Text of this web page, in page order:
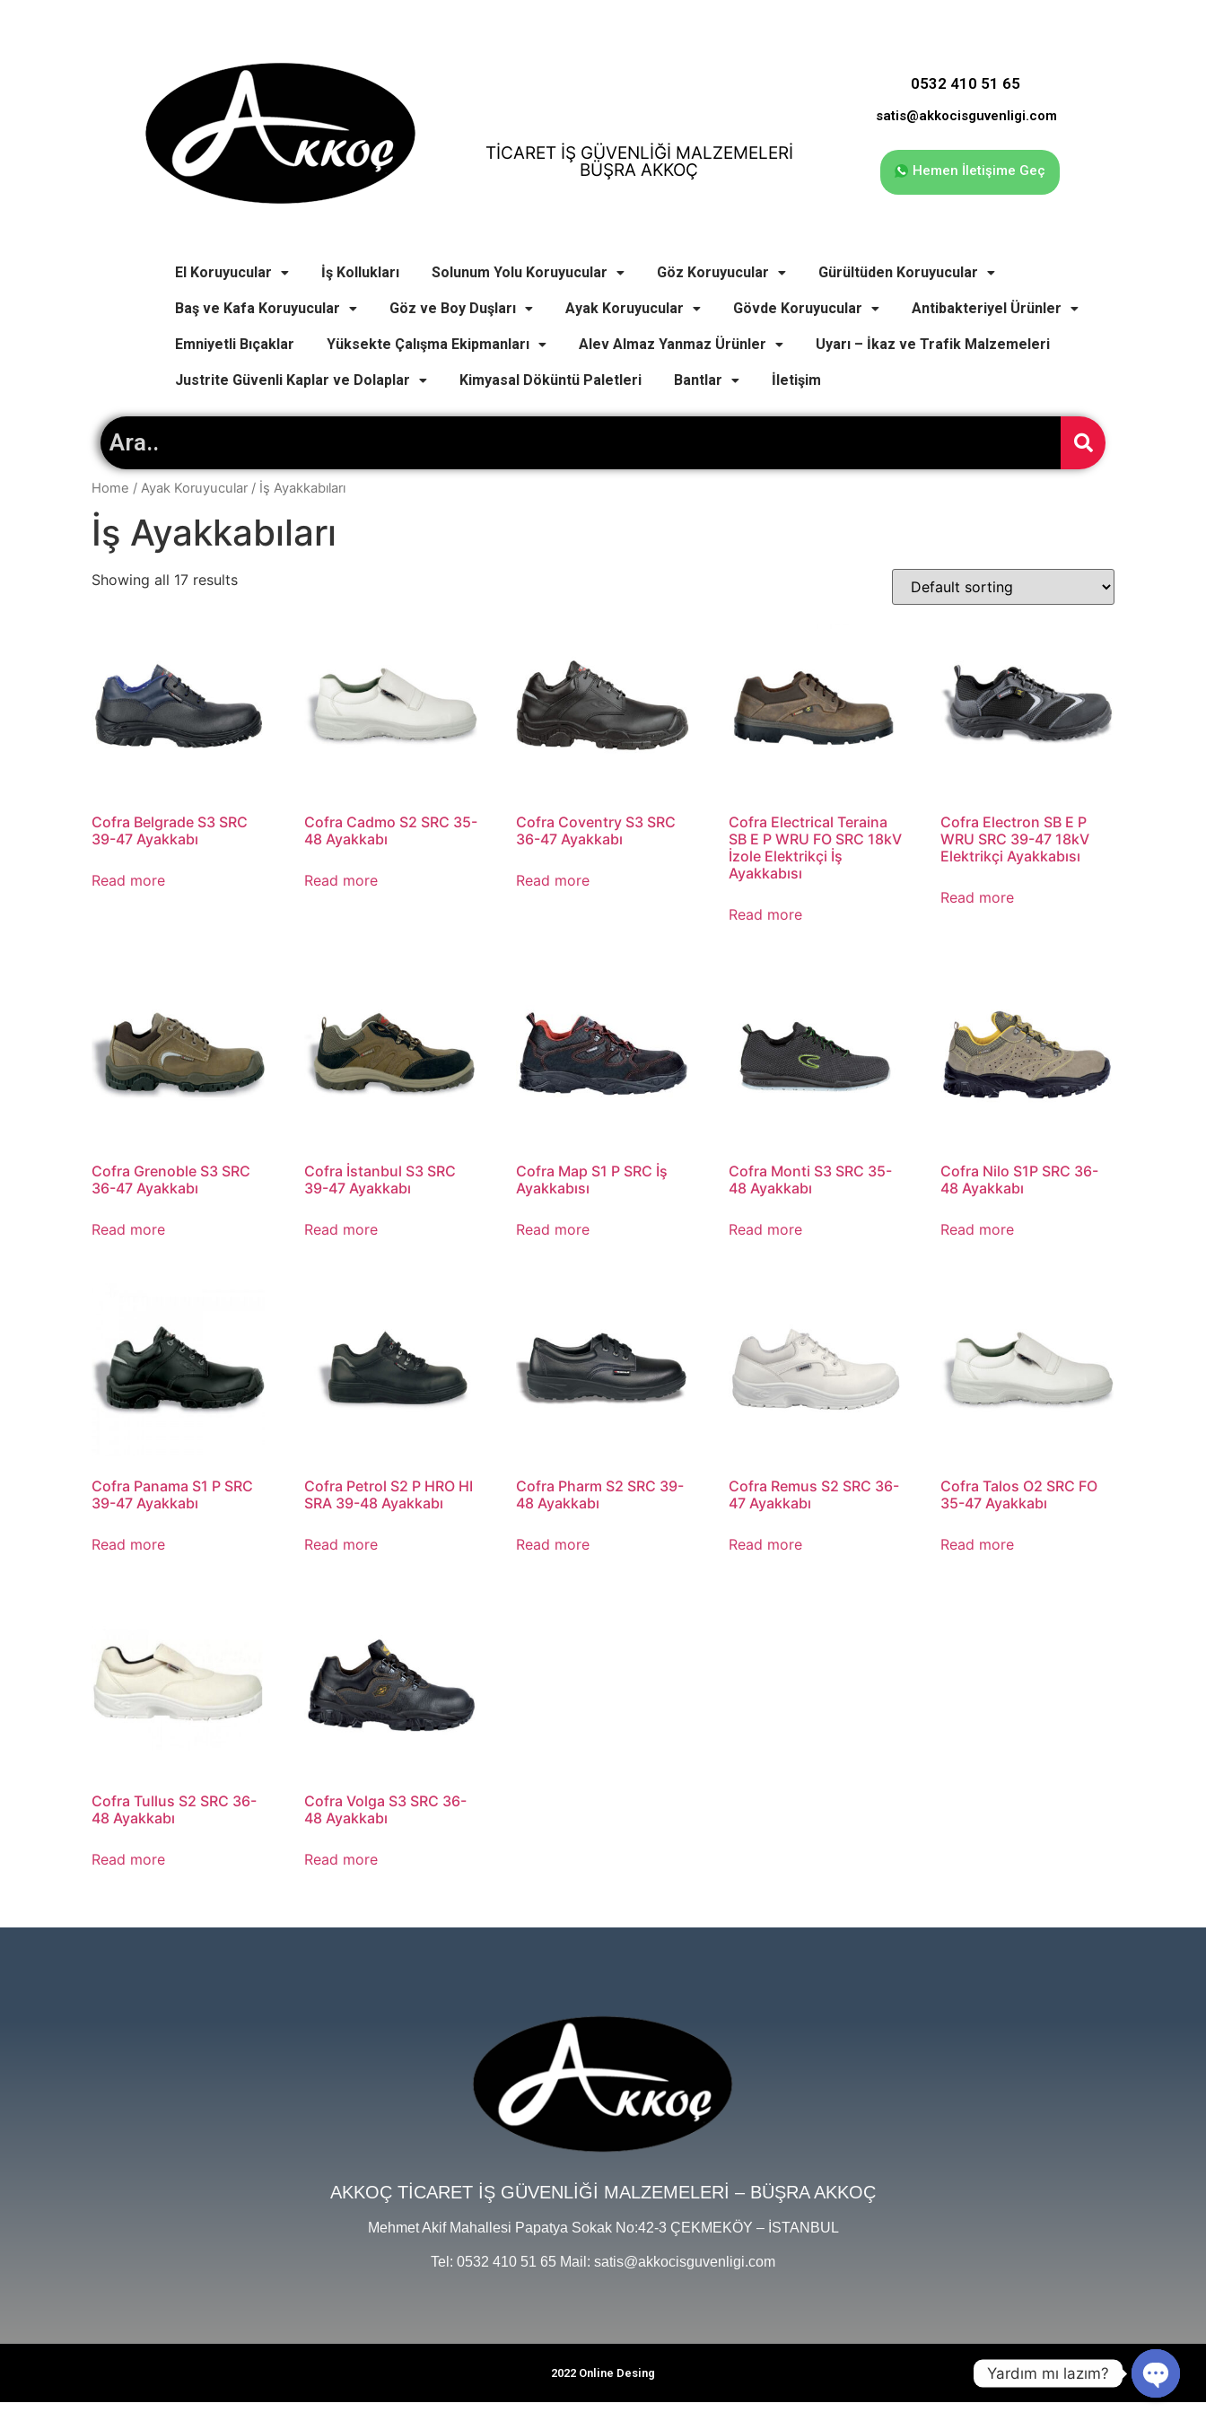
TİCARET İŞ GÜVENLİĞİ MALZEMELERİ
BÜŞRA AKKOÇ
0532 410 51 65
satis@akkocisguvenligi.com
Hemen İletişime Geç
El Koruyucular İş Kollukları Solunum Yolu Koruyucular Göz Koruyucular Gürültüden Koruyucular
Baş ve Kafa Koruyucular Göz ve Boy Duşları Ayak Koruyucular Gövde Koruyucular Antibakteriyel Ürünler
Emniyetli Bıçaklar Yüksekte Çalışma Ekipmanları Alev Almaz Yanmaz Ürünler Uyarı – İkaz ve Trafik Malzemeleri
Justrite Güvenli Kaplar ve Dolaplar Kimyasal Döküntü Paletleri Bantlar İletişim
Home / Ayak Koruyucular / İş Ayakkabıları
İş Ayakkabıları
Showing all 17 results
Cofra Belgrade S3 SRC
39-47 Ayakkabı
Read more
Cofra Cadmo S2 SRC 35-
48 Ayakkabı
Read more
Cofra Coventry S3 SRC
36-47 Ayakkabı
Read more
Cofra Electrical Teraina
SB E P WRU FO SRC 18kV
İzole Elektrikçi İş
Ayakkabısı
Read more
Cofra Electron SB E P
WRU SRC 39-47 18kV
Elektrikçi Ayakkabısı
Read more
Cofra Grenoble S3 SRC
36-47 Ayakkabı
Read more
Cofra İstanbul S3 SRC
39-47 Ayakkabı
Read more
Cofra Map S1 P SRC İş
Ayakkabısı
Read more
Cofra Monti S3 SRC 35-
48 Ayakkabı
Read more
Cofra Nilo S1P SRC 36-
48 Ayakkabı
Read more
Cofra Panama S1 P SRC
39-47 Ayakkabı
Read more
Cofra Petrol S2 P HRO HI
SRA 39-48 Ayakkabı
Read more
Cofra Pharm S2 SRC 39-
48 Ayakkabı
Read more
Cofra Remus S2 SRC 36-
47 Ayakkabı
Read more
Cofra Talos O2 SRC FO
35-47 Ayakkabı
Read more
Cofra Tullus S2 SRC 36-
48 Ayakkabı
Read more
Cofra Volga S3 SRC 36-
48 Ayakkabı
Read more
AKKOÇ TİCARET İŞ GÜVENLİĞİ MALZEMELERİ – BÜŞRA AKKOÇ
Mehmet Akif Mahallesi Papatya Sokak No:42-3 ÇEKMEKÖY – İSTANBUL
Tel: 0532 410 51 65 Mail: satis@akkocisguvenligi.com
2022 Online Desing Yardım mı lazım?